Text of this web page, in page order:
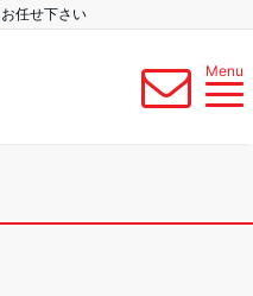
任せ下さい
Menu